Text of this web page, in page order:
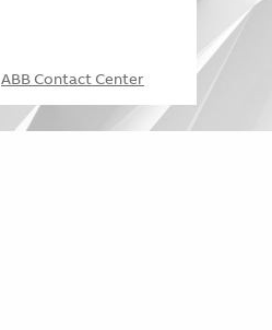
ABB Contact Center